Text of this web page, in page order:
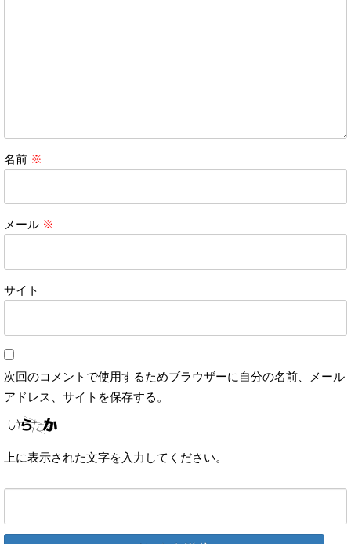
名前 ※
メール ※
サイト
次回のコメントで使用するためブラウザーに自分の名前、メール
アドレス、サイトを保存する。
上に表示された文字を入力してください。